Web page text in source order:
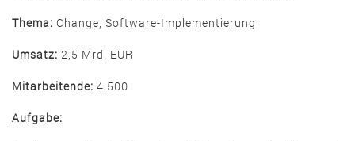
Thema: Change, Software-Implementierung
Umsatz: 2,5 Mrd. EUR
Mitarbeitende: 4.500
Aufgabe: